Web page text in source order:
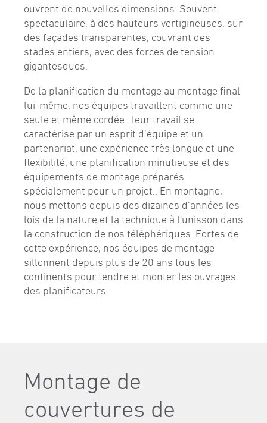
ouvrent de nouvelles dimensions. Souvent
spectaculaire, à des hauteurs vertigineuses, sur
des façades transparentes, couvrant des
stades entiers, avec des forces de tension
gigantesques.
De la planification du montage au montage final
lui-même, nos équipes travaillent comme une
seule et même cordée : leur travail se
caractérise par un esprit d’équipe et un
partenariat, une expérience très longue et une
flexibilité, une planification minutieuse et des
équipements de montage préparés
spécialement pour un projet.. En montagne,
nous mettons depuis des dizaines d’années les
lois de la nature et la technique à l'unisson dans
la construction de nos téléphériques. Fortes de
cette expérience, nos équipes de montage
sillonnent depuis plus de 20 ans tous les
continents pour tendre et monter les ouvrages
des planificateurs.
Montage de
couvertures de